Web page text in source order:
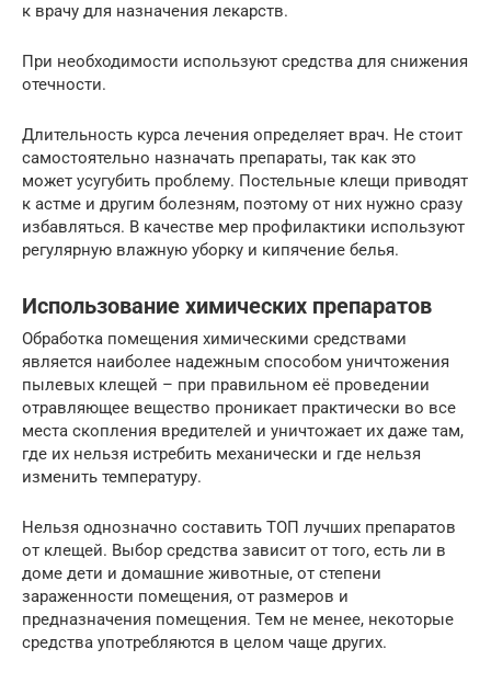
к врачу для назначения лекарств.
При необходимости используют средства для снижения
отечности.
Длительность курса лечения определяет врач. Не стоит
самостоятельно назначать препараты, так как это
может усугубить проблему. Постельные клещи приводят
к астме и другим болезням, поэтому от них нужно сразу
избавляться. В качестве мер профилактики используют
регулярную влажную уборку и кипячение белья.
Использование химических препаратов
Обработка помещения химическими средствами
является наиболее надежным способом уничтожения
пылевых клещей – при правильном её проведении
отравляющее вещество проникает практически во все
места скопления вредителей и уничтожает их даже там,
где их нельзя истребить механически и где нельзя
изменить температуру.
Нельзя однозначно составить ТОП лучших препаратов
от клещей. Выбор средства зависит от того, есть ли в
доме дети и домашние животные, от степени
зараженности помещения, от размеров и
предназначения помещения. Тем не менее, некоторые
средства употребляются в целом чаще других.